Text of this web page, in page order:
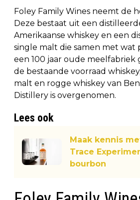
Foley Family Wines neemt de
Deze bestaat uit een
Amerikaanse whiskey en een
single malt die samen met wat
een 100 jaar oude meelfabriek
de bestaande voorraad
malt en rogge whiskey van
Distillery is overgenomen.
Lees ook
Maak kennis
Trace
bourbon